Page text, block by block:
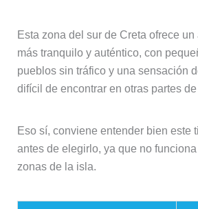
Esta zona del sur de Creta ofrece
más tranquilo y auténtico, con
pueblos sin tráfico y una sensación
difícil de encontrar en otras partes
Eso sí, conviene entender bien este
antes de elegirlo, ya que no
zonas de la isla.